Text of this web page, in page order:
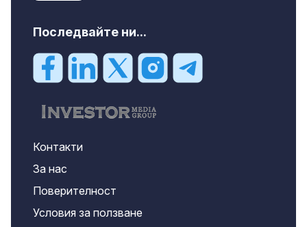
Последвайте ни...
Контакти
За нас
Поверителност
Условия за ползване